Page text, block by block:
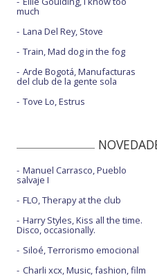
much
Lana Del Rey, Stove
Train, Mad dog in the fog
Arde Bogotá, Manufacturas
del club de la gente sola
Tove Lo, Estrus
Manuel Carrasco, Pueblo
salvaje I
FLO, Therapy at the club
Harry Styles, Kiss all the time.
Disco, occasionally.
Siloé, Terrorismo emocional
Charli xcx, Music, fashion, film